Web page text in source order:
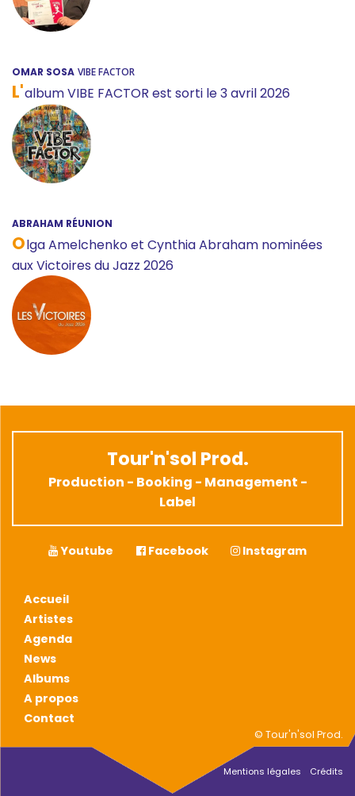
OMAR SOSA VIBE FACTOR
L'album VIBE FACTOR est sorti le 3 avril 2026
ABRAHAM RÉUNION
Olga Amelchenko et Cynthia Abraham nominées
aux Victoires du Jazz 2026
Tour'n'sol Prod.
Production - Booking - Management -
Label
Youtube Facebook Instagram
Accueil
Artistes
Agenda
News
Albums
A propos
Contact
© Tour'n'sol Prod.
Mentions légales Crédits